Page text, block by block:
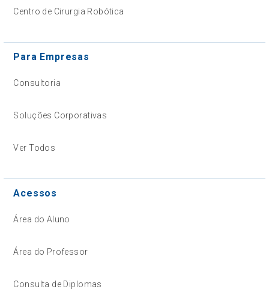
Centro de Cirurgia Robótica
Para Empresas
Consultoria
Soluções Corporativas
Ver Todos
Acessos
Área do Aluno
Área do Professor
Consulta de Diplomas